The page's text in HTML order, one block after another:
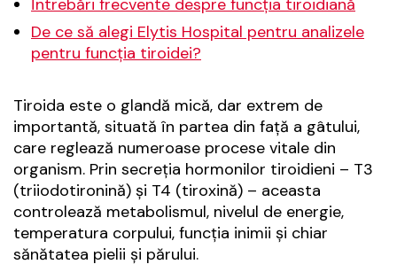
De ce să alegi Elytis Hospital pentru analizele
pentru funcția tiroidei?
Tiroida este o glandă mică, dar extrem de
importantă, situată în partea din față a gâtului,
care reglează numeroase procese vitale din
organism. Prin secreția hormonilor tiroidieni – T3
(triiodotironină) și T4 (tiroxină) – aceasta
controlează metabolismul, nivelul de energie,
temperatura corpului, funcția inimii și chiar
sănătatea pielii și părului.